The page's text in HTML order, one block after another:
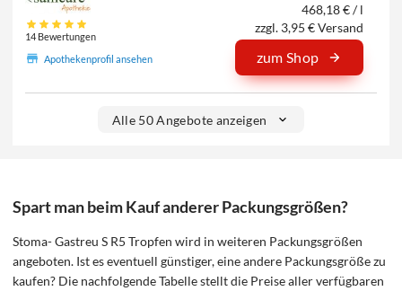
14 Bewertungen
Apothekenprofil ansehen
468,18 € / l
zzgl. 3,95 € Versand
zum Shop
Alle 50 Angebote anzeigen
Spart man beim Kauf anderer Packungsgrößen?
Stoma- Gastreu S R5 Tropfen wird in weiteren Packungsgrößen
angeboten. Ist es eventuell günstiger, eine andere Packungsgröße zu
kaufen? Die nachfolgende Tabelle stellt die Preise aller verfügbaren